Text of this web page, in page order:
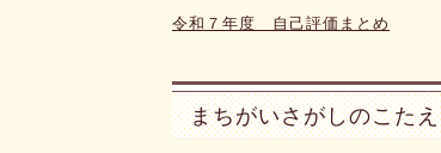
令和７年度 自己評価まとめ
まちがいさがしのこたえ